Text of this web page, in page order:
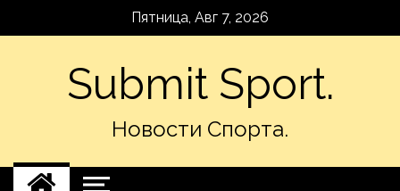
Пятница, Авг 7, 2026
Submit Sport.
Новости Спорта.